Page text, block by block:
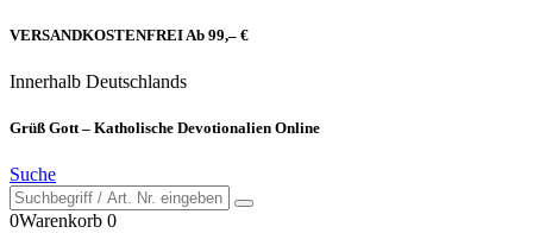
VERSANDKOSTENFREI Ab 99,– €
Innerhalb Deutschlands
Grüß Gott – Katholische Devotionalien Online
Suche
0Warenkorb 0